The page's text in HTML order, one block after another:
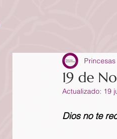
19 de
Actualizado: 19
Dios no te